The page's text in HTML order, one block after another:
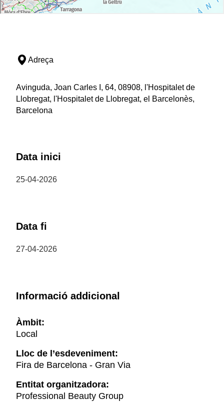
Adreça
Avinguda, Joan Carles I, 64, 08908, l'Hospitalet de
Llobregat, l'Hospitalet de Llobregat, el Barcelonès,
Barcelona
Data inici
25-04-2026
Data fi
27-04-2026
Informació addicional
Àmbit:
Local
Lloc de l’esdeveniment:
Fira de Barcelona - Gran Via
Entitat organitzadora:
Professional Beauty Group